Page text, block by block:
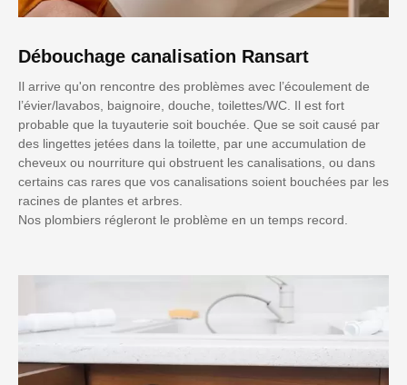
Débouchage canalisation Ransart
Il arrive qu'on rencontre des problèmes avec l’écoulement de
l’évier/lavabos, baignoire, douche, toilettes/WC. Il est fort
probable que la tuyauterie soit bouchée. Que se soit causé par
des lingettes jetées dans la toilette, par une accumulation de
cheveux ou nourriture qui obstruent les canalisations, ou dans
certains cas rares que vos canalisations soient bouchées par les
racines de plantes et arbres.
Nos plombiers régleront le problème en un temps record.